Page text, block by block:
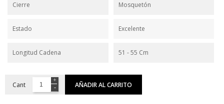
Cierre Mosquetón
Estado Excelente
Longitud Cadena 51 - 55 Cm
Cant AÑADIR AL CARRITO